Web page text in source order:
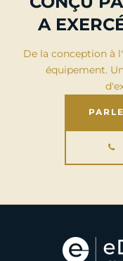
A
De la conception à
équipement.